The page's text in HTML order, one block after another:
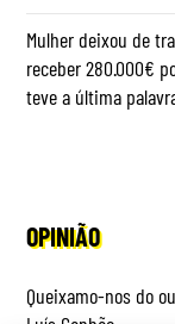
Mulher deixou de
receber 280.000€
teve a última
OPINIÃO
Queixamo-nos do